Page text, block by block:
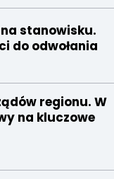
stanowisku.
do odwołania
regionu. W
na kluczowe